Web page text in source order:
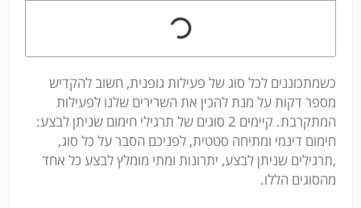
כשמתכוננים לכל סוג של פעילות גופנית, חשוב להקדיש
מספר דקות על מנת להכין את השרירים שלנו לפעילות
המתקרבת. קיימים 2 סוגים של תרגילי חימום שניתן לבצע:
חימום דינמי ומתיחה סטטית, לפניכם הסבר על כל סוג,
,תרגילים שניתן לבצע, יתרונות ומתי מומלץ לבצע כל אחד
מהסוגים הללו.